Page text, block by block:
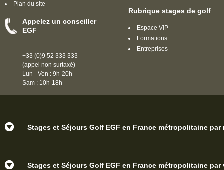
Plan du site
Appelez un conseiller
EGF
+33 (0)9 52 333 333
(appel non surtaxé)
Lun - Ven : 9h-20h
Sam : 10h-18h
Rubrique stages de golf
Espace VIP
Formations
Entreprises
Stages et Séjours Golf EGF en France métropolitaine par
Stages et Séjours Golf EGF en France métropolitaine par